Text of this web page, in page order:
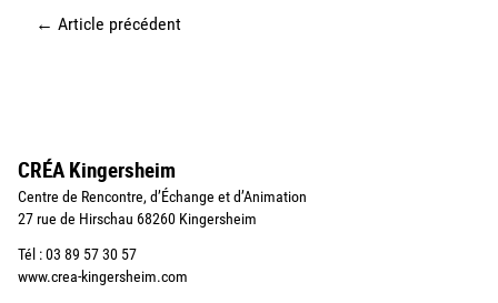
← Article précédent
CRÉA Kingersheim
Centre de Rencontre, d’Échange et d’Animation
27 rue de Hirschau 68260 Kingersheim
Tél : 03 89 57 30 57
www.crea-kingersheim.com